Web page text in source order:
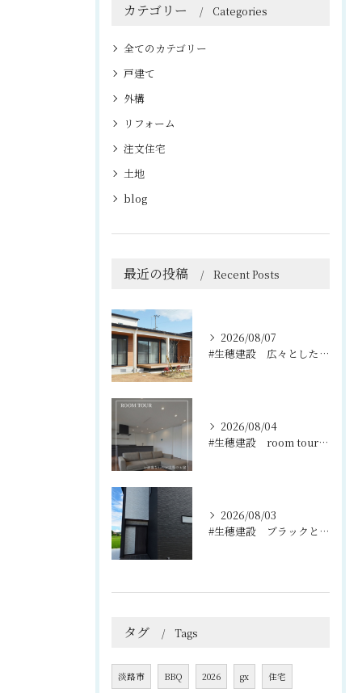
カテゴリー Categories
全てのカテゴリー
戸建て
外構
リフォーム
注文住宅
土地
blog
最近の投稿 Recent Posts
2026/08/07
#生穂建設 広々としたウッドデッキは、室内と庭を繋ぐ心地よい...
2026/08/04
#生穂建設 room tour🏠
2026/08/03
#生穂建設 ブラックとグレーのコントラストがスタイリッシュな...
タグ Tags
淡路市 BBQ 2026 gx 住宅